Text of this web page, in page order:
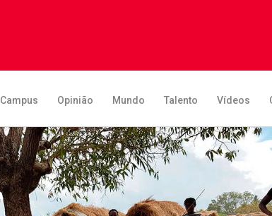
Campus Opinião Mundo Talento Vídeos